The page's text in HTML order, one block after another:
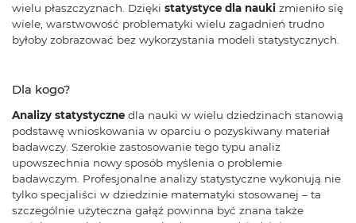
wielu płaszczyznach. Dzięki statystyce dla nauki zmieniło się
wiele, warstwowość problematyki wielu zagadnień trudno
byłoby zobrazować bez wykorzystania modeli statystycznych.
Dla kogo?
Analizy statystyczne dla nauki w wielu dziedzinach stanowią
podstawę wnioskowania w oparciu o pozyskiwany materiał
badawczy. Szerokie zastosowanie tego typu analiz
upowszechnia nowy sposób myślenia o problemie
badawczym. Profesjonalne analizy statystyczne wykonują nie
tylko specjaliści w dziedzinie matematyki stosowanej – ta
szczególnie użyteczna gałąź powinna być znana także